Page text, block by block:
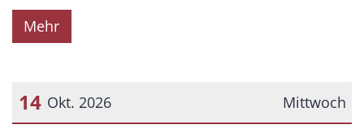
Mehr
Mittwoch
14 Okt. 2026